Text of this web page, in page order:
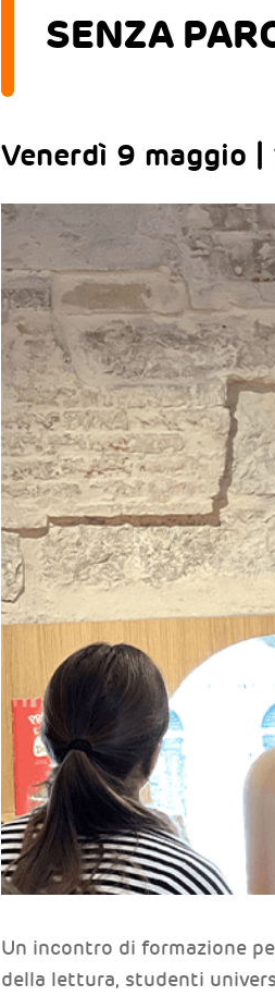
SENZA
Venerdì 9 maggio |
Un incontro di formazione
della lettura, studenti